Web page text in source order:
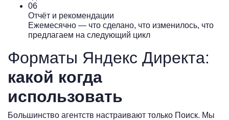
06
Отчёт и рекомендации
Ежемесячно — что сделано, что изменилось, что
предлагаем на следующий цикл
Форматы Яндекс Директа:
какой когда
использовать
Большинство агентств настраивают только Поиск. Мы